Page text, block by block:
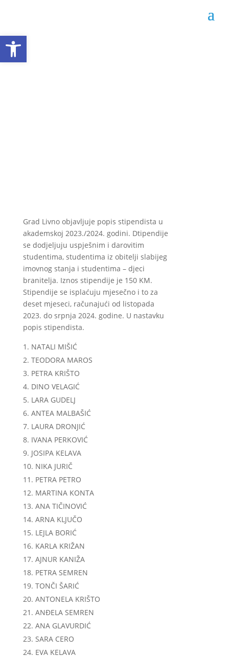
Grad Livno objavljuje popis stipendista u
akademskoj 2023./2024. godini. Dtipendije
se dodjeljuju uspješnim i darovitim
studentima, studentima iz obitelji slabijeg
imovnog stanja i studentima – djeci
branitelja. Iznos stipendije je 150 KM.
Stipendije se isplaćuju mjesečno i to za
deset mjeseci, računajući od listopada
2023. do srpnja 2024. godine. U nastavku
popis stipendista.
NATALI MIŠIĆ
TEODORA MAROS
PETRA KRIŠTO
DINO VELAGIĆ
LARA GUDELJ
ANTEA MALBAŠIĆ
LAURA DRONJIĆ
IVANA PERKOVIĆ
JOSIPA KELAVA
NIKA JURIČ
PETRA PETRO
MARTINA KONTA
ANA TIČINOVIĆ
ARNA KLJUČO
LEJLA BORIĆ
KARLA KRIŽAN
AJNUR KANIŽA
PETRA SEMREN
TONČI ŠARIĆ
ANTONELA KRIŠTO
ANĐELA SEMREN
ANA GLAVURDIĆ
SARA CERO
EVA KELAVA
Open toolbar